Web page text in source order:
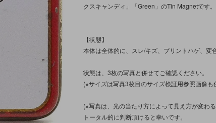
クスキャンディ」「Green」のTin Magnetです。
【状態】
本体は全体的に、スレ/キズ、プリントハゲ、変
状態は、3枚の写真と併せてご確認ください。
(※サイズは写真3枚目のサイズ検証用参照画像
(※写真は、光の当たり方によって見え方が変わる
トータル的に判断頂けると幸いです。